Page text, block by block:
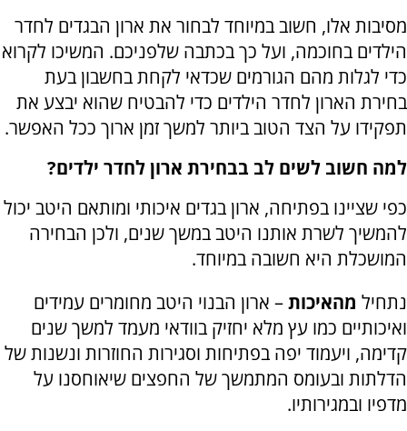
מסיבות אלו, חשוב במיוחד לבחור את ארון הבגדים לחדר
הילדים בחוכמה, ועל כך בכתבה שלפניכם. המשיכו לקרוא
כדי לגלות מהם הגורמים שכדאי לקחת בחשבון בעת
בחירת הארון לחדר הילדים כדי להבטיח שהוא יבצע את
תפקידו על הצד הטוב ביותר למשך זמן ארוך ככל האפשר.
למה חשוב לשים לב בבחירת ארון לחדר ילדים?
כפי שציינו בפתיחה, ארון בגדים איכותי ומותאם היטב יכול
להמשיך לשרת אותנו היטב במשך שנים, ולכן הבחירה
המושכלת היא חשובה במיוחד.
נתחיל מהאיכות– ארון הבנוי היטב מחומרים עמידים
ואיכותיים כמו עץ מלא יחזיק בוודאי מעמד למשך שנים
קדימה, ויעמוד יפה בפתיחות וסגירות החוזרות ונשנות של
הדלתות ובעומס המתמשך של החפצים שיאוחסנו על
מדפיו ובמגירותיו.